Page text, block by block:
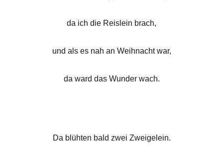
da ich die Reislein brach,
und als es nah an Weihnacht war,
da ward das Wunder wach.
Da blühten bald zwei Zweigelein.